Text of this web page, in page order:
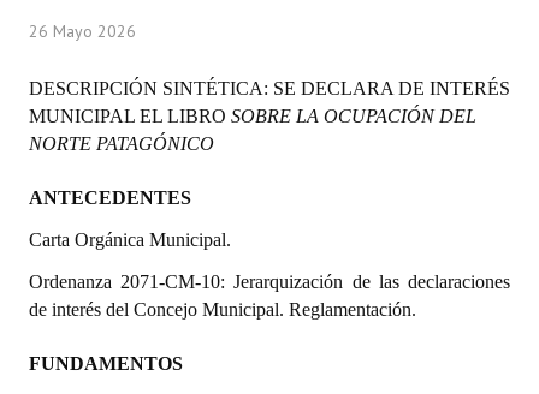
Comisiones Especiales
Concejales Mandato Cumplido
Programas
Constitución Nacional
Constitución Provincial
Reglamento Interno
26 Mayo 2026
DESCRIPCIÓN SINTÉTICA: SE DECLARA DE INTERÉS
MUNICIPAL EL LIBRO SOBRE LA OCUPACIÓN DEL
NORTE PATAGÓNICO
ANTECEDENTES
Carta Orgánica Municipal.
Ordenanza 2071-CM-10: Jerarquización de las declaraciones
de interés del Concejo Municipal. Reglamentación.
FUNDAMENTOS